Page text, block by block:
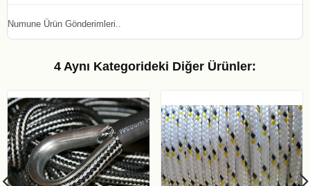
Numune Ürün Gönderimleri..
4 Aynı Kategorideki Diğer Ürünler: